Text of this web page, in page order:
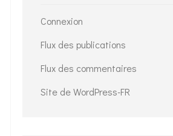
Connexion
Flux des publications
Flux des commentaires
Site de WordPress-FR